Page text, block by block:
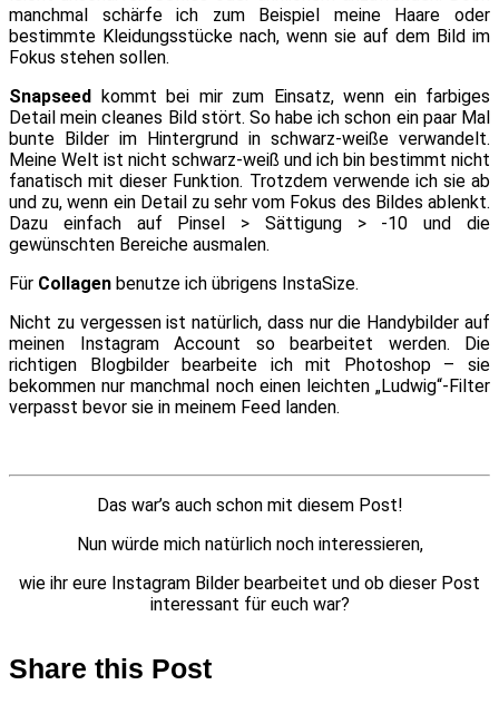
manchmal schärfe ich zum Beispiel meine Haare oder
bestimmte Kleidungsstücke nach, wenn sie auf dem Bild im
Fokus stehen sollen.
Snapseed
kommt bei mir zum Einsatz, wenn ein farbiges
Detail mein cleanes Bild stört. So habe ich schon ein paar Mal
bunte Bilder im Hintergrund in schwarz-weiße verwandelt.
Meine Welt ist nicht schwarz-weiß und ich bin bestimmt nicht
fanatisch mit dieser Funktion. Trotzdem verwende ich sie ab
und zu, wenn ein Detail zu sehr vom Fokus des Bildes ablenkt.
Dazu einfach auf Pinsel > Sättigung > -10 und die
gewünschten Bereiche ausmalen.
Für Collagen benutze ich übrigens InstaSize.
Nicht zu vergessen ist natürlich, dass nur die Handybilder auf
meinen Instagram Account so bearbeitet werden. Die
richtigen Blogbilder bearbeite ich mit Photoshop – sie
bekommen nur manchmal noch einen leichten „Ludwig“-Filter
verpasst bevor sie in meinem Feed landen.
Das war’s auch schon mit diesem Post!
Nun würde mich natürlich noch interessieren,
wie ihr eure Instagram Bilder bearbeitet und ob dieser Post
interessant für euch war?
Share this Post